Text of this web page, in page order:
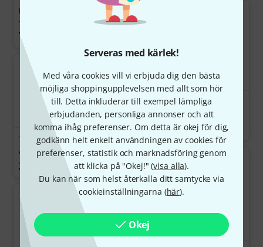
Serveras med kärlek!
Med våra cookies vill vi erbjuda dig den bästa
möjliga shoppingupplevelsen med allt som hör
till. Detta inkluderar till exempel lämpliga
erbjudanden, personliga annonser och att
komma ihåg preferenser. Om detta är okej för dig,
godkänn helt enkelt användningen av cookies för
preferenser, statistik och marknadsföring genom
att klicka på "Okej!" (visa alla).
Du kan när som helst återkalla ditt samtycke via
cookieinställningarna (här).
Okej
Native Instruments Maschine
+
7 799 kr
35
Arturia KeyLab MkII 49 White
2 469 kr
231
Behringer Edge
1 666 kr